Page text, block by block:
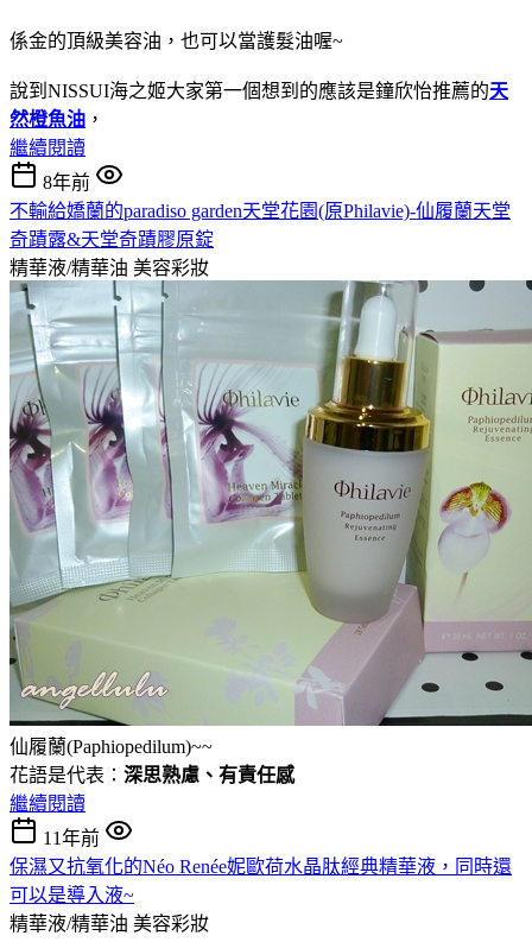
係金的頂級美容油，也可以當護髮油喔~
說到NISSUI海之姬大家第一個想到的應該是鐘欣怡推薦的天
然橙魚油 ，
繼續閱讀
8年前
不輸給嬌蘭的paradiso garden天堂花園(原Philavie)-仙履蘭天堂
奇蹟露&天堂奇蹟膠原錠
精華液/精華油 美容彩妝
仙履蘭(Paphiopedilum)~~
花語是代表： 深思熟慮、有責任感
繼續閱讀
11年前
保濕又抗氧化的Néo Renée妮歐荷水晶肽經典精華液，同時還
可以是導入液~
精華液/精華油 美容彩妝